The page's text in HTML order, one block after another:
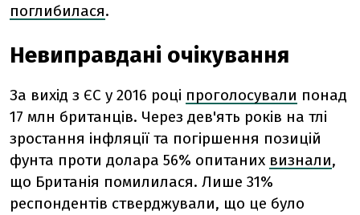
поглибилася.
Невиправдані очікування
За вихід з ЄС у 2016 році проголосували понад
17 млн британців. Через дев'ять років на тлі
зростання інфляції та погіршення позицій
фунта проти долара 56% опитаних визнали,
що Британія помилилася. Лише 31%
респондентів стверджували, що це було